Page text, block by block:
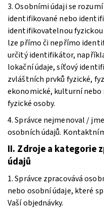
3. Osobními údaji se
identifikované nebo
identifikovatelnou
lze přímo či nepřímo
určitý identifikátor,
lokační údaje, síťový
zvláštních prvků fyzické,
ekonomické, kulturní
fyzické osoby.
4. Správce nejmenoval /
osobních údajů.
II. Zdroje a kategorie
údajů
1. Správce zpracovává
nebo osobní údaje, které
Vaší objednávky.